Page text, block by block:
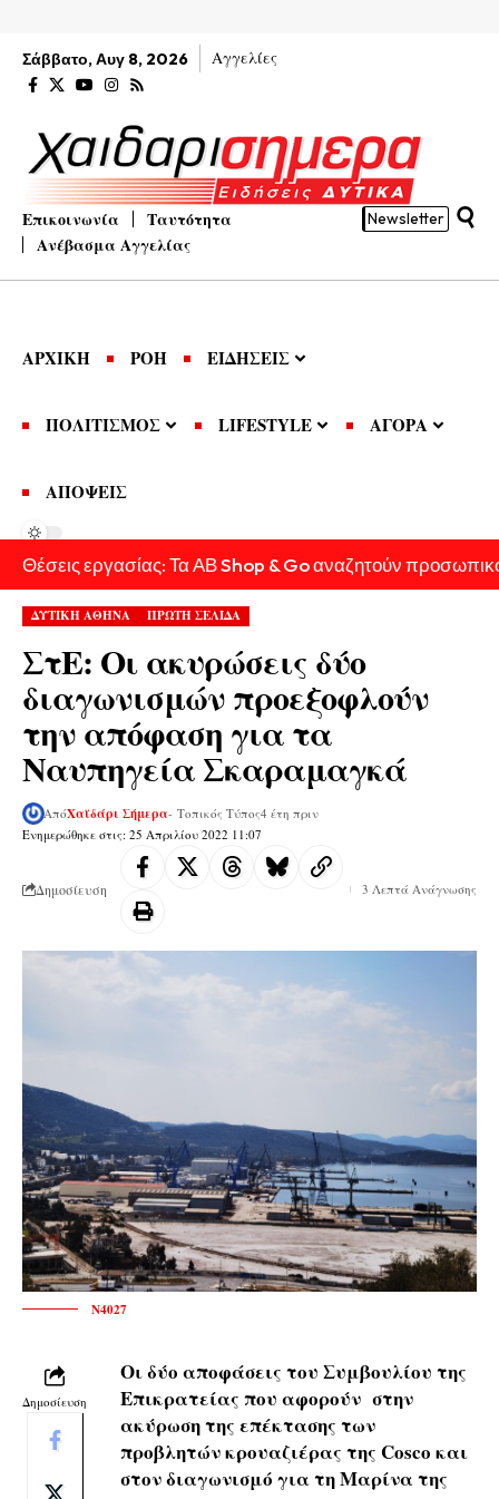
Σάββατο, Αυγ 8, 2026 Αγγελίες
Επικοινωνία
Ταυτότητα
Ανέβασμα Αγγελίας
Newsletter
ΑΡΧΙΚΗ ΡΟΗ ΕΙΔΗΣΕΙΣ
ΠΟΛΙΤΙΣΜΟΣ LIFESTYLE ΑΓΟΡΑ
ΑΠΟΨΕΙΣ
Θέσεις εργασίας: Τα ΑΒ Shop & Go αναζητούν
ΔΥΤΙΚΗ ΑΘΗΝΑ ΠΡΩΤΗ ΣΕΛΙΔΑ
ΣτΕ: Οι ακυρώσεις δύο
διαγωνισμών προεξοφλούν
την απόφαση για τα
Ναυπηγεία Σκαραμαγκά
Ενημερώθηκε στις: 25 Απριλίου 2022 11:07
ΑπόΧαϊδάρι Σήμερα- Τοπικός Τύπος4 έτη πριν
Δημοσίευση 3 Λεπτά Ανάγνωσης
N4027
Δημοσίευση
Οι δύο αποφάσεις του Συμβουλίου της
Επικρατείας που αφορούν στην
ακύρωση της επέκτασης των
προβλητών κρουαζιέρας της Cosco και
στον διαγωνισμό για τη Μαρίνα της